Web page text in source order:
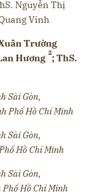
Nguyễn Thị
Vinh
Trường
Hương 2; ThS.
Sài Gòn,
Phố Hồ Chí Minh
Sài Gòn,
Hồ Chí Minh
Sài Gòn,
Hồ Chí Minh